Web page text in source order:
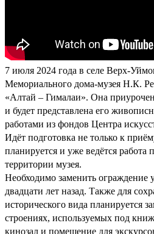
7 июля 2024 года в селе Верх-
Мемориального дома-музея Н.К.
«Алтай – Гималаи». Она
и будет представлена его
работами из фондов Центра
Идёт подготовка не только к
планируется и уже ведётся
территории музея.
Необходимо заменить ограждение
двадцати лет назад. Также для
исторического вида планируется
строениях, используемых под
кинозал и помещение для